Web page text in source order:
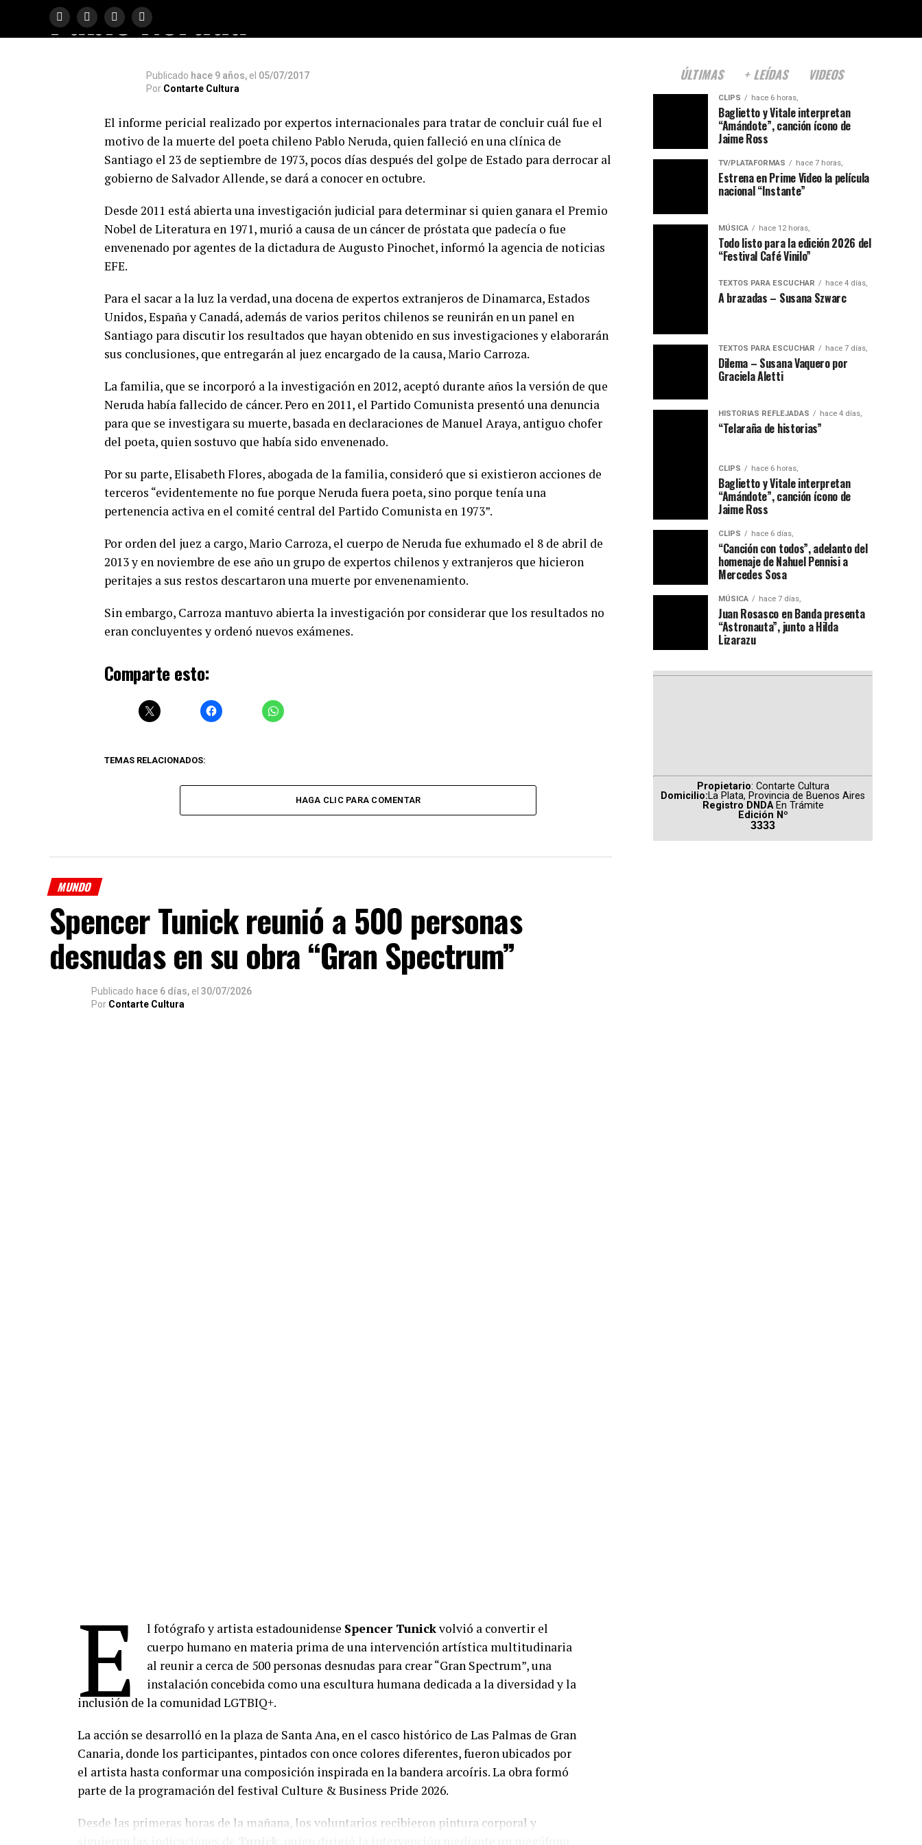
Pablo Neruda
Publicado hace 9 años, el 05/07/2017
Por Contarte Cultura
El informe pericial realizado por expertos internacionales para tratar de concluir cuál fue el
motivo de la muerte del poeta chileno Pablo Neruda, quien falleció en una clí­nica de
Santiago el 23 de septiembre de 1973, pocos dí­as después del golpe de Estado para derrocar al
gobierno de Salvador Allende, se dará a conocer en octubre.
Desde 2011 está abierta una investigación judicial para determinar si quien ganara el Premio
Nobel de Literatura en 1971, murió a causa de un cáncer de próstata que padecía o fue
envenenado por agentes de la dictadura de Augusto Pinochet, informó la agencia de noticias
EFE.
Para el sacar a la luz la verdad, una docena de expertos extranjeros de Dinamarca, Estados
Unidos, España y Canadá, además de varios peritos chilenos se reunirán en un panel en
Santiago para discutir los resultados que hayan obtenido en sus investigaciones y elaborarán
sus conclusiones, que entregarán al juez encargado de la causa, Mario Carroza.
La familia, que se incorporó a la investigación en 2012, aceptó durante años la versión de que
Neruda había fallecido de cáncer. Pero en 2011, el Partido Comunista presentó una denuncia
para que se investigara su muerte, basada en declaraciones de Manuel Araya, antiguo chofer
del poeta, quien sostuvo que había sido envenenado.
Por su parte, Elisabeth Flores, abogada de la familia, consideró que si existieron acciones de
terceros “evidentemente no fue porque Neruda fuera poeta, sino porque tenía una
pertenencia activa en el comité central del Partido Comunista en 1973”.
Por orden del juez a cargo, Mario Carroza, el cuerpo de Neruda fue exhumado el 8 de abril de
2013 y en noviembre de ese año un grupo de expertos chilenos y extranjeros que hicieron
peritajes a sus restos descartaron una muerte por envenenamiento.
Sin embargo, Carroza mantuvo abierta la investigación por considerar que los resultados no
eran concluyentes y ordenó nuevos exámenes.
Comparte esto:
TEMAS RELACIONADOS:
HAGA CLIC PARA COMENTAR
MUNDO
Spencer Tunick reunió a 500 personas
desnudas en su obra “Gran Spectrum”
Publicado hace 6 días, el 30/07/2026
Por Contarte Cultura
E l fotógrafo y artista estadounidense Spencer Tunickvolvió a convertir el
cuerpo humano en materia prima de una intervención artística multitudinaria
al reunir a cerca de 500 personas desnudas para crear “Gran Spectrum”, una
instalación concebida como una escultura humana dedicada a la diversidad y la
inclusión de la comunidad LGTBIQ+.
La acción se desarrolló en la plaza de Santa Ana, en el casco histórico de Las Palmas de Gran
Canaria, donde los participantes, pintados con once colores diferentes, fueron ubicados por
el artista hasta conformar una composición inspirada en la bandera arcoíris. La obra formó
parte de la programación del festival Culture & Business Pride 2026.
Desde las primeras horas de la mañana, los voluntarios recibieron pintura corporal y
ÚLTIMAS + LEÍDAS VIDEOS
CLIPS hace 6 horas,
Baglietto y Vitale interpretan
“Amándote”, canción ícono de
Jaime Ross
TV/PLATAFORMAS hace 7 horas,
Estrena en Prime Video la película
nacional “Instante”
MÚSICA hace 12 horas,
Todo listo para la edición 2026 del
“Festival Café Vinilo”
TEXTOS PARA ESCUCHAR hace 4 días,
A brazadas – Susana Szwarc
TEXTOS PARA ESCUCHAR hace 7 días,
Dilema – Susana Vaquero por
Graciela Aletti
HISTORIAS REFLEJADAS hace 4 días,
“Telaraña de historias”
CLIPS hace 6 horas,
Baglietto y Vitale interpretan
“Amándote”, canción ícono de
Jaime Ross
CLIPS hace 6 días,
“Canción con todos”, adelanto del
homenaje de Nahuel Pennisi a
Mercedes Sosa
MÚSICA hace 7 días,
Juan Rosasco en Banda presenta
“Astronauta”, junto a Hilda
Lizarazu
Propietario: Contarte Cultura
Domicilio:La Plata, Provincia de Buenos Aires
Registro DNDA En Trámite
Edición Nº
3333